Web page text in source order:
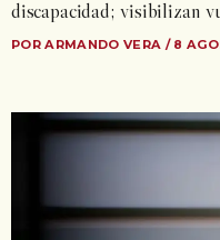
discapacidad; visibilizan
POR ARMANDO VERA / 8